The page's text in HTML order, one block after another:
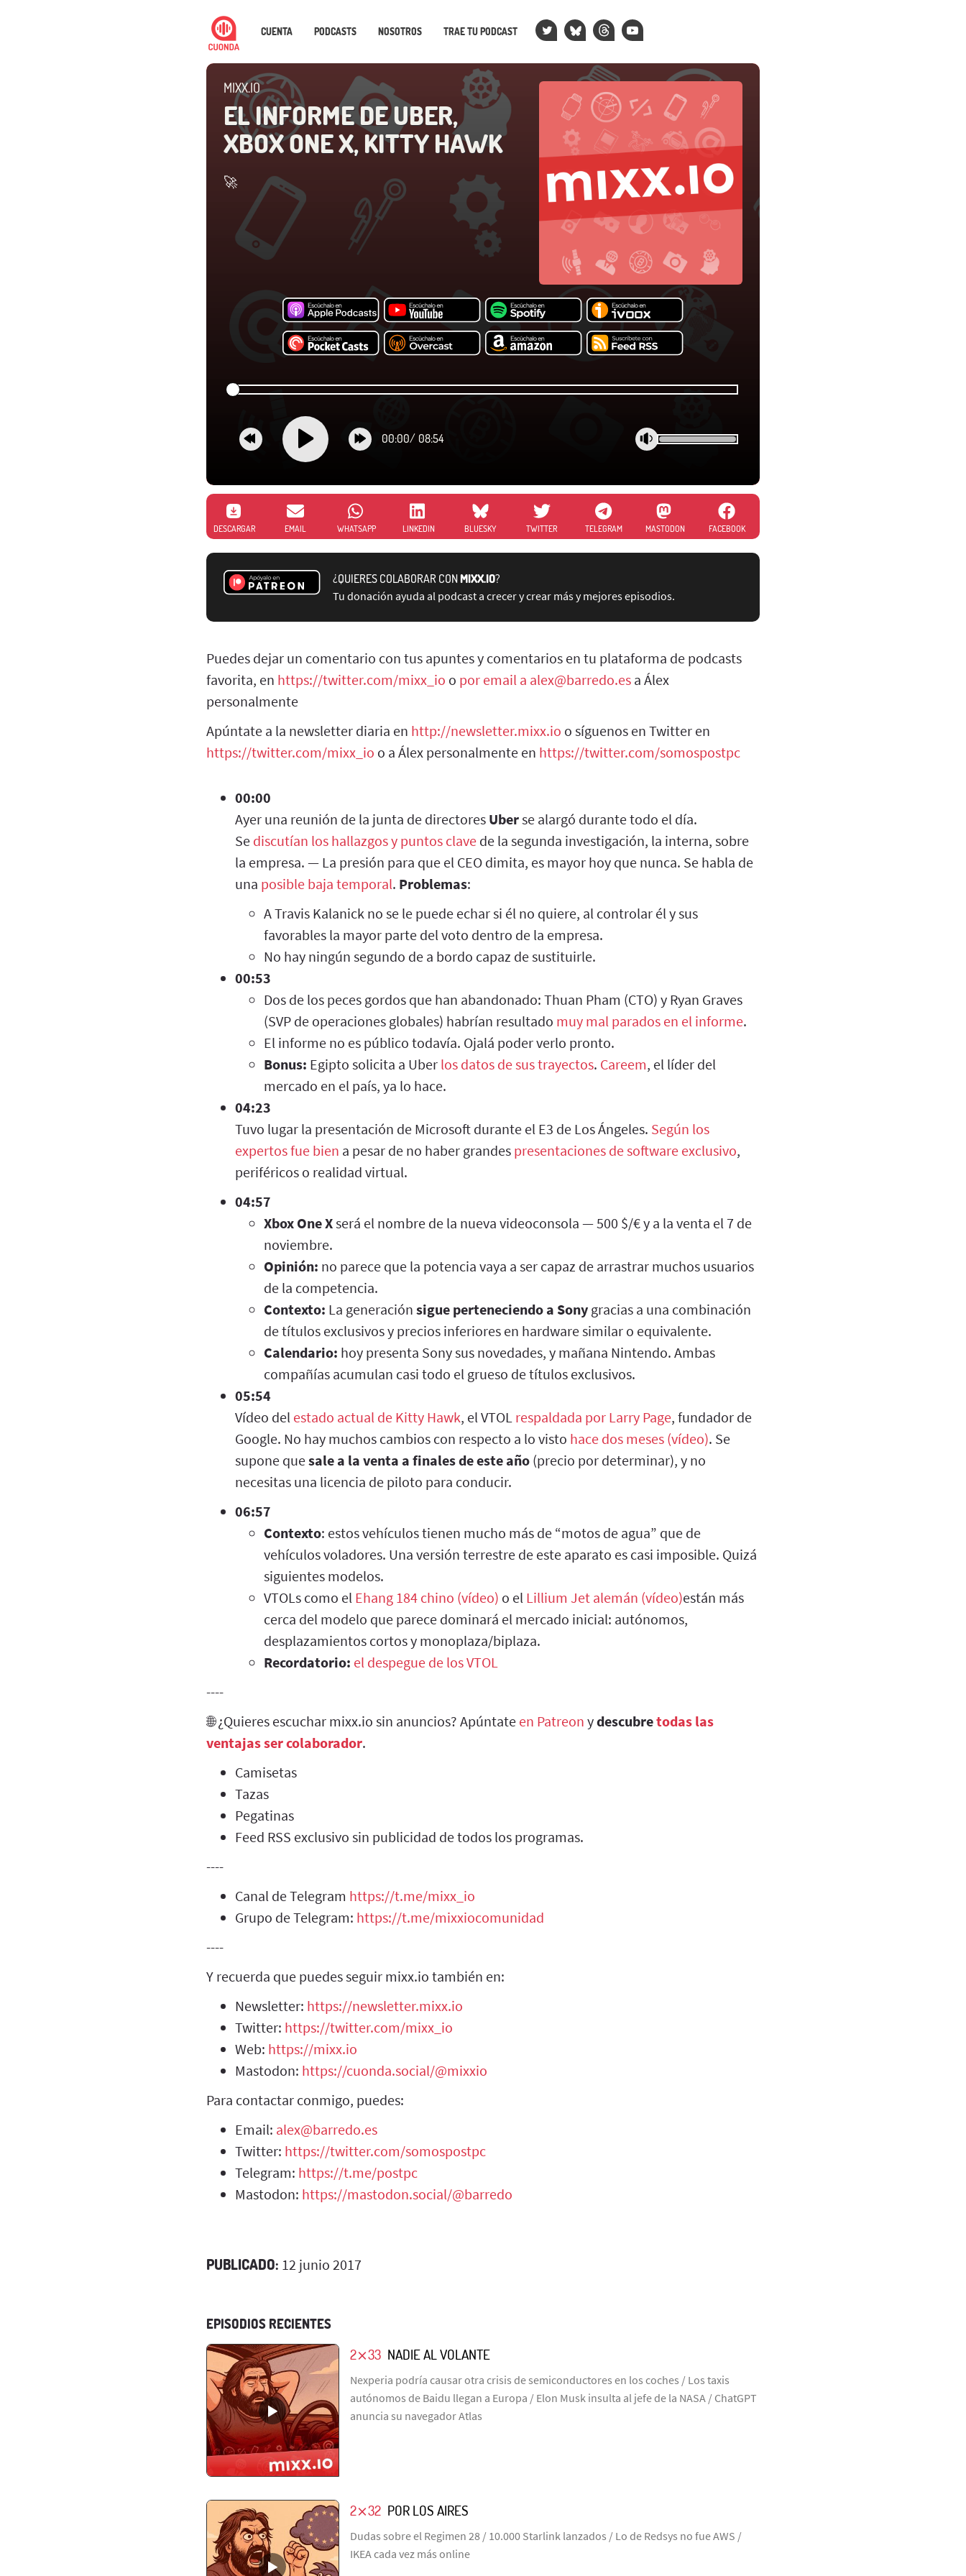
CUENTA PODCASTS NOSOTROS TRAE TU PODCAST
MIXX.IO
EL INFORME DE UBER,
XBOX ONE X, KITTY HAWK
🚀
00:00/ 08:54
DESCARGAR EMAIL WHATSAPP LINKEDIN BLUESKY TWITTER TELEGRAM MASTODON FACEBOOK
¿QUIERES COLABORAR CONMIXX.IO?
Tu donación ayuda al podcast a crecer y crear más y mejores episodios.
Puedes dejar un comentario con tus apuntes y comentarios en tu plataforma de podcasts
favorita, en https://twitter.com/mixx_io o por email a alex@barredo.es a Álex
personalmente
Apúntate a la newsletter diaria en http://newsletter.mixx.io o síguenos en Twitter en
https://twitter.com/mixx_io o a Álex personalmente en https://twitter.com/somospostpc
00:00
Ayer una reunión de la junta de directores Uberse alargó durante todo el día.
Se discutían los hallazgos y puntos clave de la segunda investigación, la interna, sobre
la empresa. — La presión para que el CEO dimita, es mayor hoy que nunca. Se habla de
una posible baja temporal. Problemas:
A Travis Kalanick no se le puede echar si él no quiere, al controlar él y sus
favorables la mayor parte del voto dentro de la empresa.
No hay ningún segundo de a bordo capaz de sustituirle.
00:53
Dos de los peces gordos que han abandonado: Thuan Pham (CTO) y Ryan Graves
(SVP de operaciones globales) habrían resultado muy mal parados en el informe.
El informe no es público todavía. Ojalá poder verlo pronto.
Bonus: Egipto solicita a Uber los datos de sus trayectos. Careem, el líder del
mercado en el país, ya lo hace.
04:23
Tuvo lugar la presentación de Microsoft durante el E3 de Los Ángeles. Según los
expertos fue bien a pesar de no haber grandes presentaciones de software exclusivo,
periféricos o realidad virtual.
04:57
Xbox One Xserá el nombre de la nueva videoconsola — 500 $/€ y a la venta el 7 de
noviembre.
Opinión: no parece que la potencia vaya a ser capaz de arrastrar muchos usuarios
de la competencia.
Contexto: La generación sigue perteneciendo a Sony gracias a una combinación
de títulos exclusivos y precios inferiores en hardware similar o equivalente.
Calendario: hoy presenta Sony sus novedades, y mañana Nintendo. Ambas
compañías acumulan casi todo el grueso de títulos exclusivos.
05:54
Vídeo del estado actual de Kitty Hawk, el VTOL respaldada por Larry Page, fundador de
Google. No hay muchos cambios con respecto a lo visto hace dos meses (vídeo). Se
supone quesale a la venta a finales de este año (precio por determinar), y no
necesitas una licencia de piloto para conducir.
06:57
Contexto: estos vehículos tienen mucho más de “motos de agua” que de
vehículos voladores. Una versión terrestre de este aparato es casi imposible. Quizá
siguientes modelos.
VTOLs como el Ehang 184 chino (vídeo) o el Lillium Jet alemán (vídeo)están más
cerca del modelo que parece dominará el mercado inicial: autónomos,
desplazamientos cortos y monoplaza/biplaza.
Recordatorio: el despegue de los VTOL
----
🌐 ¿Quieres escuchar mixx.io sin anuncios? Apúntate en Patreon ydescubretodas las
ventajas ser colaborador.
Camisetas
Tazas
Pegatinas
Feed RSS exclusivo sin publicidad de todos los programas.
----
Canal de Telegram https://t.me/mixx_io
Grupo de Telegram: https://t.me/mixxiocomunidad
----
Y recuerda que puedes seguir mixx.io también en:
Newsletter: https://newsletter.mixx.io
Twitter: https://twitter.com/mixx_io
Web: https://mixx.io
Mastodon: https://cuonda.social/@mixxio
Para contactar conmigo, puedes:
Email: alex@barredo.es
Twitter: https://twitter.com/somospostpc
Telegram: https://t.me/postpc
Mastodon: https://mastodon.social/@barredo
PUBLICADO: 12 junio 2017
EPISODIOS RECIENTES
2⨯33 NADIE AL VOLANTE
Nexperia podría causar otra crisis de semiconductores en los coches / Los taxis
autónomos de Baidu llegan a Europa / Elon Musk insulta al jefe de la NASA / ChatGPT
anuncia su navegador Atlas
2⨯32 POR LOS AIRES
Dudas sobre el Regimen 28 / 10.000 Starlink lanzados / Lo de Redsys no fue AWS /
IKEA cada vez más online